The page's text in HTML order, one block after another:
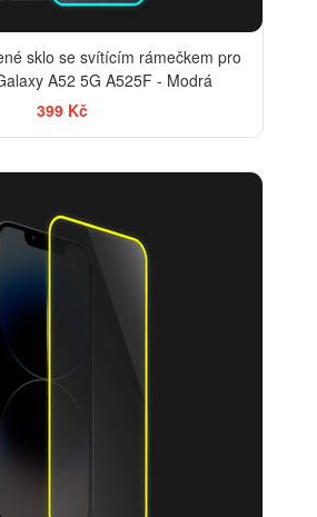
sklo se svítícím rámečkem pro
A52 5G A525F - Modrá
399 Kč